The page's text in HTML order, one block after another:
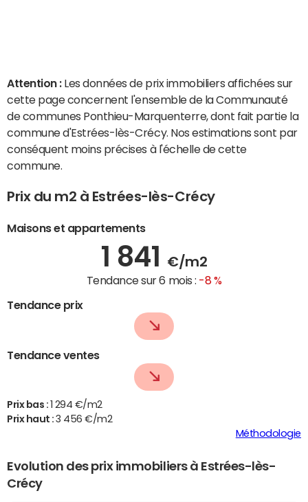
Attention : Les données de prix immobiliers affichées sur
cette page concernent l'ensemble de la Communauté
de communes Ponthieu-Marquenterre, dont fait partie la
commune d'Estrées-lès-Crécy. Nos estimations sont par
conséquent moins précises à l'échelle de cette
commune.
Prix du m2 à Estrées-lès-Crécy
Maisons et appartements
1 841 €/m2
Tendance sur 6 mois : -8 %
Tendance prix
Tendance ventes
Prix bas :
1 294 €/m2
Prix haut :3 456 €/m2
Méthodologie
Evolution des prix immobiliers à Estrées-lès-
Crécy